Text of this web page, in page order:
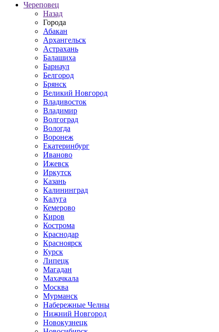
Череповец
Назад
Города
Абакан
Архангельск
Астрахань
Балашиха
Барнаул
Белгород
Брянск
Великий Новгород
Владивосток
Владимир
Волгоград
Вологда
Воронеж
Екатеринбург
Иваново
Ижевск
Иркутск
Казань
Калининград
Калуга
Кемерово
Киров
Кострома
Краснодар
Красноярск
Курск
Липецк
Магадан
Махачкала
Москва
Мурманск
Набережные Челны
Нижний Новгород
Новокузнецк